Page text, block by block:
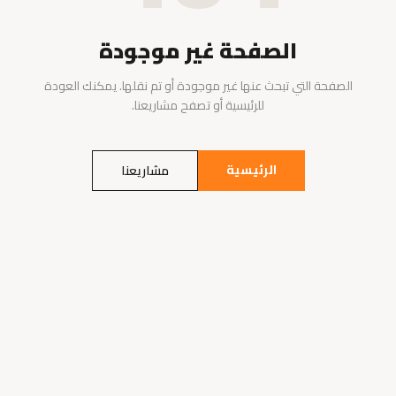
الصفحة غير موجودة
الصفحة التي تبحث عنها غير موجودة أو تم نقلها. يمكنك العودة
للرئيسية أو تصفح مشاريعنا.
الرئيسية مشاريعنا